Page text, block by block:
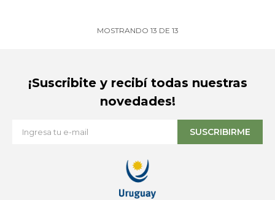
MOSTRANDO 13 DE 13
¡Suscribite y recibí todas nuestras
novedades!
SUSCRIBIRME